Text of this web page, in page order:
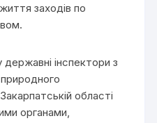
заходів по
інспектори з
області
органами,